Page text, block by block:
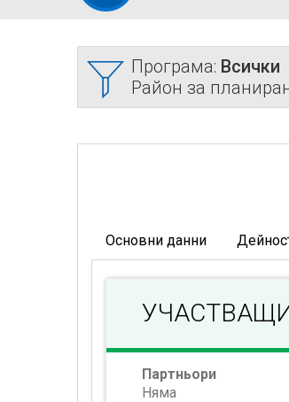
Програма: Всички
Район за
Основни данни
Партньори
Няма